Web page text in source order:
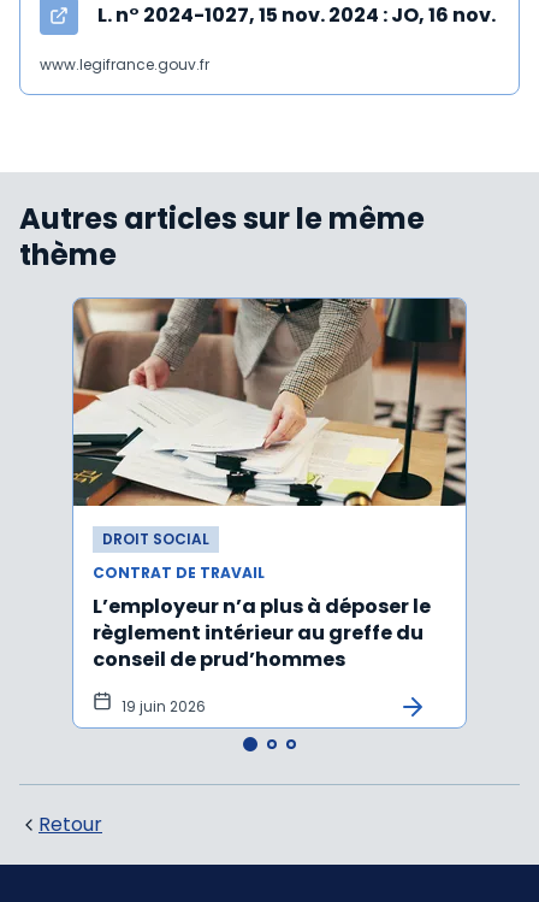
L. n° 2024-1027, 15 nov. 2024 : JO, 16 nov.
www.legifrance.gouv.fr
Autres articles sur le même
thème
DROIT SOCIAL
CONTRAT DE TRAVAIL
L’employeur n’a plus à déposer le
règlement intérieur au greffe du
conseil de prud’hommes
19 juin 2026
Retour